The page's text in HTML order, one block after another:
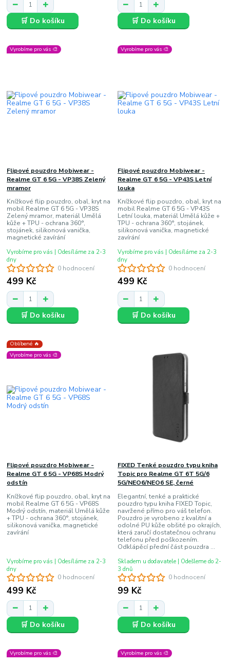
🛒 Do košíku 🛒 Do košíku
Vyrobíme pro vás 🎨
0 hodnocení
Flipové pouzdro Mobiwear -
Realme GT 6 5G - VP38S Zelený
mramor
Knížkové flip pouzdro, obal, kryt na
mobil Realme GT 6 5G - VP38S
Zelený mramor, materiál Umělá
kůže + TPU - ochrana 360°,
stojánek, silikonová vanička,
magnetické zavírání
499 Kč
Vyrobíme pro vás | Odesíláme za 2-3
dny
🛒 Do košíku
Vyrobíme pro vás 🎨
0 hodnocení
Flipové pouzdro Mobiwear -
Realme GT 6 5G - VP43S Letní
louka
Knížkové flip pouzdro, obal, kryt na
mobil Realme GT 6 5G - VP43S
Letní louka, materiál Umělá kůže +
TPU - ochrana 360°, stojánek,
silikonová vanička, magnetické
zavírání
499 Kč
Vyrobíme pro vás | Odesíláme za 2-3
dny
🛒 Do košíku
Oblíbené 🔥
Vyrobíme pro vás 🎨
0 hodnocení
Flipové pouzdro Mobiwear -
Realme GT 6 5G - VP68S Modrý
odstín
Knížkové flip pouzdro, obal, kryt na
mobil Realme GT 6 5G - VP68S
Modrý odstín, materiál Umělá kůže
+ TPU - ochrana 360°, stojánek,
silikonová vanička, magnetické
zavírání
499 Kč
Vyrobíme pro vás | Odesíláme za 2-3
dny
🛒 Do košíku
0 hodnocení
FIXED Tenké pouzdro typu kniha
Topic pro Realme GT 6T 5G/6
5G/NEO6/NEO6 SE, černé
Elegantní, tenké a praktické
pouzdro typu kniha FIXED Topic,
navržené přímo pro váš telefon.
Pouzdro je vyrobeno z kvalitní a
odolné PU kůže obšité po okrajích,
která zaručí dostatečnou ochranu
telefonu před poškozením.
Odklápěcí přední část pouzdra ...
99 Kč
Skladem u dodavatele | Odešleme do 2-
3 dnů
🛒 Do košíku
Vyrobíme pro vás 🎨 Vyrobíme pro vás 🎨